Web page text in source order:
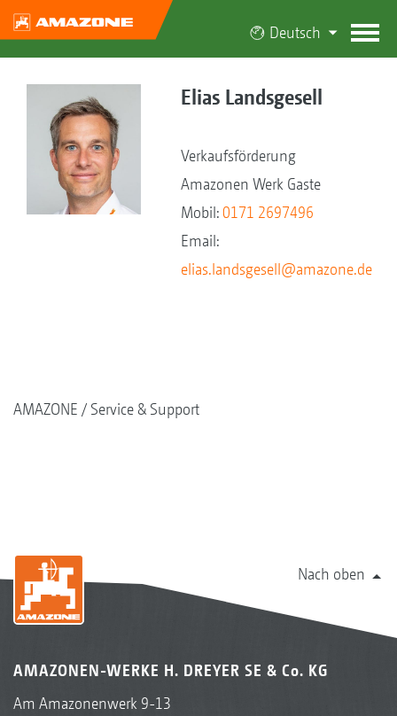
Deutsch
Elias Landsgesell
Verkaufsförderung
Amazonen Werk Gaste
Mobil:0171 2697496
Email:
elias.landsgesell@amazone.de
AMAZONE Service & Support
Nach oben
AMAZONEN-WERKE H. DREYER SE & Co. KG
Am Amazonenwerk 9-13